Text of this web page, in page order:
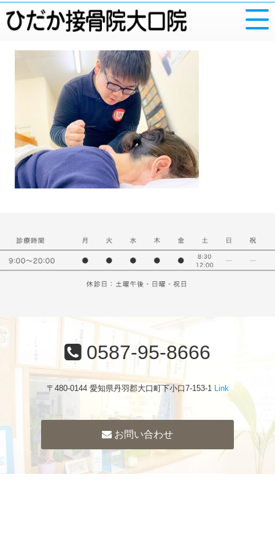
0587-95-8666
〒480-0144 愛知県丹羽郡大口町下小口7-153-1 Link
お問い合わせ